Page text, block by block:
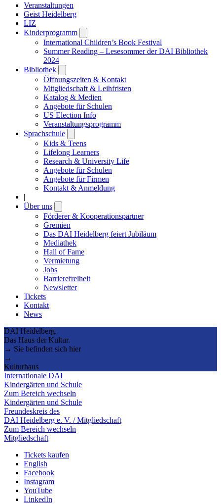
Veranstaltungen
Geist Heidelberg
LIZ
Kinderprogramm
submenu
International Children’s Book Festival
Summer Reading – Lesesommer der DAI Bibliothek
2024
Bibliothek
submenu
Öffnungszeiten & Kontakt
Mitgliedschaft & Leihfristen
Katalog & Medien
Angebote für Schulen
US Election Info
Veranstaltungsprogramm
Sprachschule
submenu
Kids & Teens
Lifelong Learners
Research & University Life
Angebote für Schulen
Angebote für Firmen
Kontakt & Anmeldung
|
Über uns
submenu
Förderer & Kooperationspartner
Gremien
Das DAI Heidelberg feiert Jubiläum
Mediathek
Hall of Fame
Vermietung
Jobs
Barrierefreiheit
Newsletter
Tickets
Kontakt
News
DAI Heidelberg.
Das Haus der Kultur.
→ Sie befinden sich hier
→
Kulturhaus
Internationale DAI
Kindergärten und Schule
Zum Bereich wechseln
Kindergärten und Schule
Freundeskreis des
DAI Heidelberg e. V. / Mitgliedschaft
Zum Bereich wechseln
Mitgliedschaft
Tickets kaufen
English
Facebook
Instagram
YouTube
LinkedIn